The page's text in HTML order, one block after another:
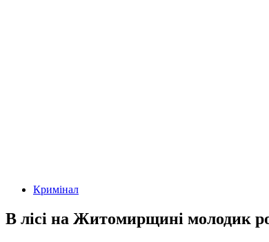
Кримінал
В лісі на Житомирщині молодик